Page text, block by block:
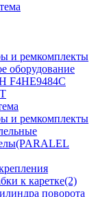
и ремкомплекты
оборудование
F4HE9484C
и ремкомплекты
к каретке(2)
поворота